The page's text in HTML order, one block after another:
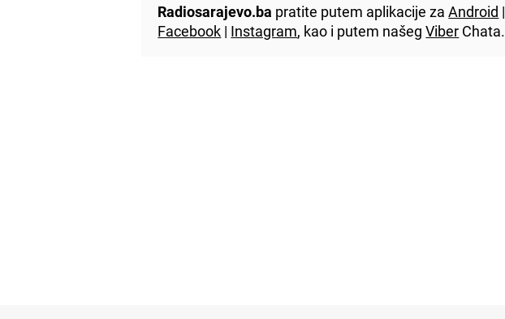
Radiosarajevo.ba pratite putem aplikacije zaAndroid |
Facebook | Instagram, kao i putem našegViber Chata.